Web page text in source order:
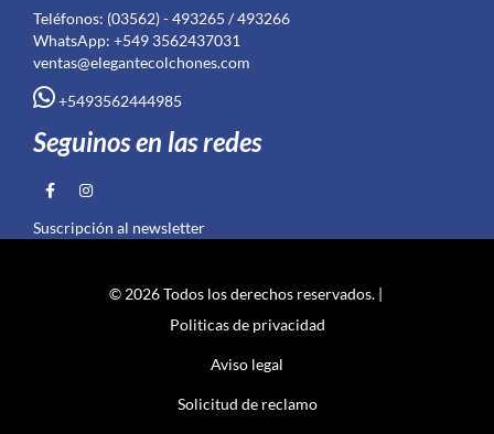
Teléfonos: (03562) - 493265 / 493266
WhatsApp: +549 3562437031
ventas@elegantecolchones.com
+5493562444985
Seguinos en las redes
Suscripción al newsletter
© 2026 Todos los derechos reservados. |
Politicas de privacidad
Aviso legal
Solicitud de reclamo